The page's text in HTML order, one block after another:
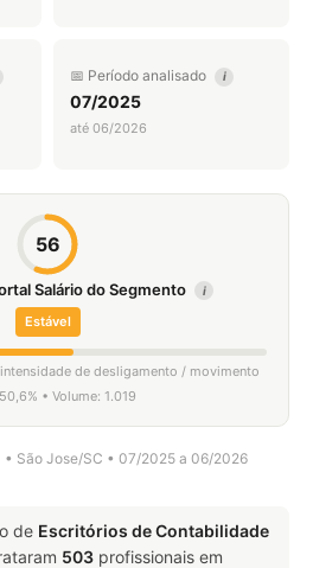
📅 Período analisado i
07/2025
até 06/2026
56
Salário do Segmento i
Estável
de desligamento / movimento
• Volume: 1.019
• São Jose/SC • 07/2025 a 06/2026
de Escritórios de Contabilidade
503 profissionais em